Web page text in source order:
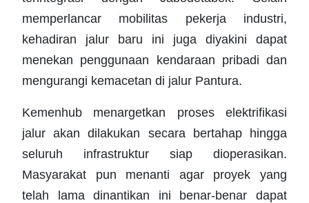
memperlancar mobilitas pekerja industri,
kehadiran jalur baru ini juga diyakini dapat
menekan penggunaan kendaraan pribadi dan
mengurangi kemacetan di jalur Pantura.
Kemenhub menargetkan proses elektrifikasi
jalur akan dilakukan secara bertahap hingga
seluruh infrastruktur siap dioperasikan.
Masyarakat pun menanti agar proyek yang
telah lama dinantikan ini benar-benar dapat